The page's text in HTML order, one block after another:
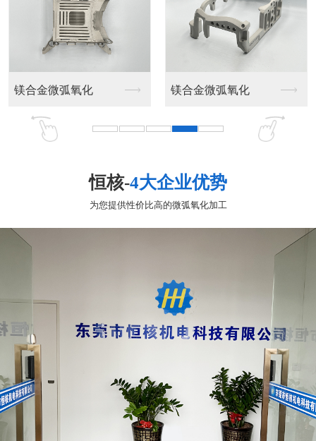
镁合金微弧氧化 镁合金微弧氧化
恒核-4大企业优势
为您提供性价比高的微弧氧化加工